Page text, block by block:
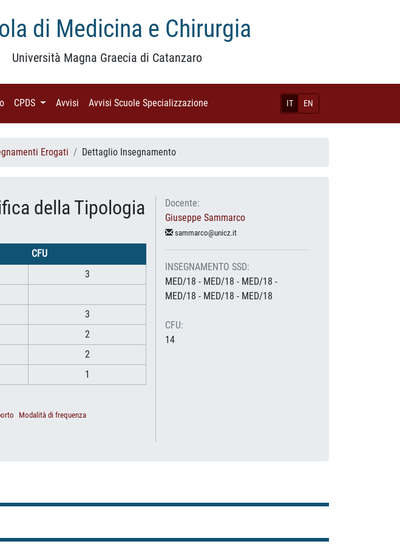
di Medicina e Chirurgia
Università Magna Graecia di Catanzaro
IT EN
(current)
CPDS (current)
Avvisi (current)
Avvisi Scuole Specializzazione
Erogati Dettaglio Insegnamento
della Tipologia
CFU
3
3
2
2
1
Modalità di frequenza
Docente:
Giuseppe Sammarco
sammarco@unicz.it
INSEGNAMENTO SSD:
MED/18 - MED/18 - MED/18 -
MED/18 - MED/18 - MED/18
CFU:
14